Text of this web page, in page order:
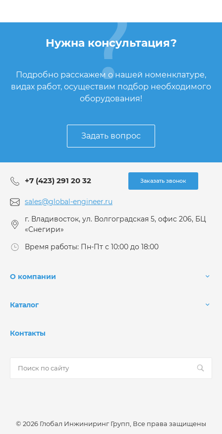
Нужна консультация?
Подробно расскажем о нашей номенклатуре,
видах работ, осуществим подбор необходимого
оборудования!
Задать вопрос
+7 (423) 291 20 32 Заказать звонок
sales@global-engineer.ru
г. Владивосток, ул. Волгоградская 5, офис 206, БЦ
«Снегири»
Время работы: Пн-Пт с 10:00 до 18:00
О компании
Каталог
Контакты
© 2026 Глобал Инжиниринг Групп, Все права защищены